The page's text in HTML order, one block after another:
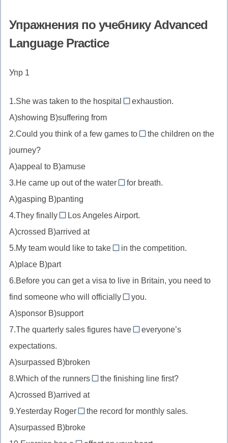
Упражнения по учебнику Advanced
Language Practice
Упр 1
1.She was taken to the hospital
//
exhaustion.
A)showing B)suffering from
2.Could you think of a few games to
the children on the
journey?
A)appeal to B)amuse
3.He came up out of the water
задыхаясь
for breath.
A)gasping B)panting
4.They finally
at
//
в
Los Angeles Airport.
A)crossed B)arrived at
5.My team would like to take
участие
in the competition.
A)place B)part
6.Before you can get a visa to live in Britain, you need to
find someone who will officially
sponsor
спонсировать
you.
A)sponsor B)support
7.The quarterly sales figures have
surpassed
everyone’s
expectations.
A)surpassed B)broken
8.Which of the runners
пересек
the finishing line first?
A)crossed B)arrived at
9.Yesterday Roger
//
the record for monthly sales.
A)surpassed B)broke